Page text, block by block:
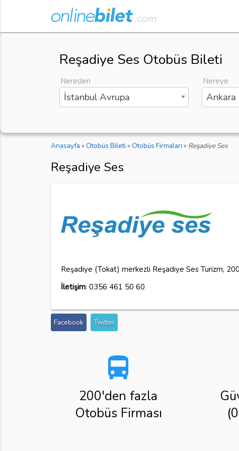
Reşadiye Ses Otobüs Bileti
Nereden
İstanbul Avrupa
Nereye
Ankara
Anasayfa » Otobüs Bileti » Otobüs Firmaları » Reşadiye Ses
Reşadiye Ses
Reşadiye (Tokat) merkezli Reşadiye Ses Turizm,
İletişim: 0356 461 50 60
Facebook Twitter
directions_bus
200'den fazla
Otobüs Firması